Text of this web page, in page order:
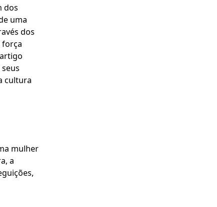
dos
uma
dos
força
cultura
mulher
a